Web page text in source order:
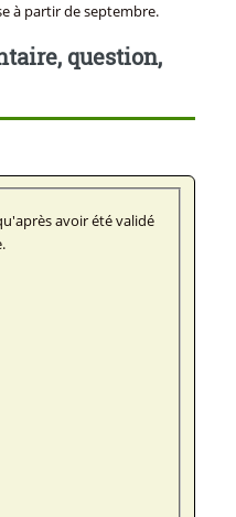
à partir de septembre.
question,
avoir été validé